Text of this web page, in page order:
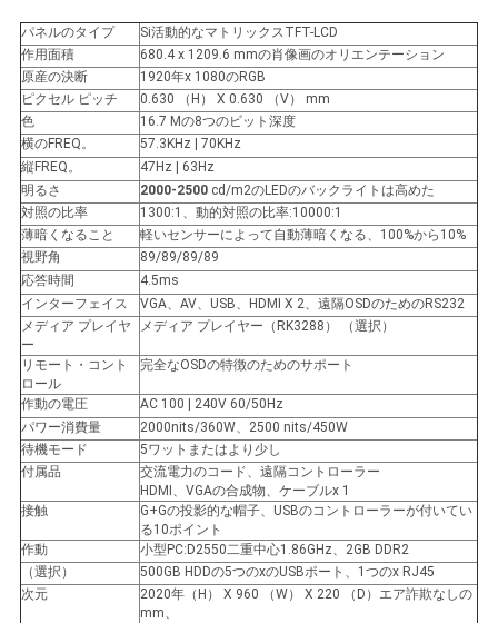
ニ
ュ
ー
ス
引
用
を
要
求
し
な
さ
い
パネルのタイプ
Si活動的なマトリックスTFT-LCD
作用面積
680.4 x 1209.6 mmの肖像画のオリエンテーション
原産の決断
1920年x 1080のRGB
ピクセル ピッチ
0.630 （H） X 0.630 （V） mm
色
16.7 Mの8つのビット深度
横のFREQ。
57.3KHz | 70KHz
縦FREQ。
47Hz | 63Hz
明るさ
2000-2500cd/m2のLEDのバックライトは高めた
対照の比率
1300:1、動的対照の比率:10000:1
薄暗くなること
軽いセンサーによって自動薄暗くなる、100%から10%
視野角
89/89/89/89
応答時間
4.5ms
インターフェイス
VGA、AV、USB、HDMI X 2、遠隔OSDのためのRS232
メディア プレイヤ
ー
メディア プレイヤー（RK3288） （選択）
リモート・コント
ロール
完全なOSDの特徴のためのサポート
作動の電圧
AC 100 | 240V 60/50Hz
パワー消費量
2000nits/360W、2500 nits/450W
待機モード
5ワットまたはより少し
付属品
交流電力のコード、遠隔コントローラー
HDMI、VGAの合成物、ケーブルx 1
接触
G+Gの投影的な帽子、USBのコントローラーが付いてい
る10ポイント
作動
小型PC:D2550二重中心1.86GHz、2GB DDR2
（選択）
500GB HDDの5つのxのUSBポート、1つのx RJ45
次元
2020年（H） X 960 （W） X 220 （D）エア詐欺なしの
mm、